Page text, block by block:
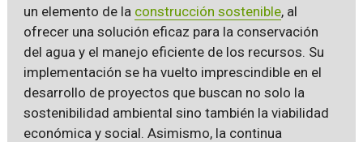
un elemento de la construcción sostenible, al
ofrecer una solución eficaz para la conservación
del agua y el manejo eficiente de los recursos. Su
implementación se ha vuelto imprescindible en el
desarrollo de proyectos que buscan no solo la
sostenibilidad ambiental sino también la viabilidad
económica y social. Asimismo, la continua